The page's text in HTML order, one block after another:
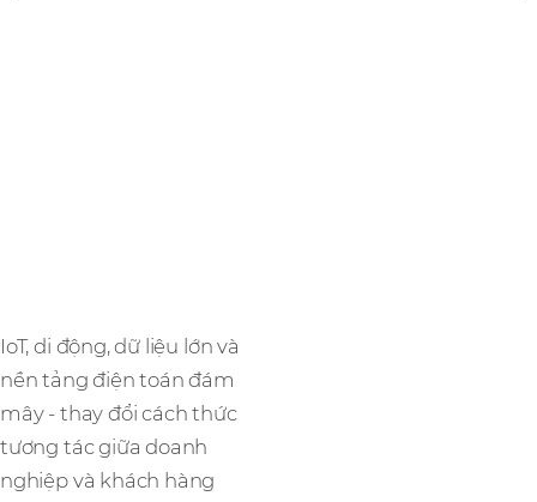
IoT, di động, dữ liệu lớn và
nền tảng điện toán đám
mây - thay đổi cách thức
tương tác giữa doanh
nghiệp và khách hàng